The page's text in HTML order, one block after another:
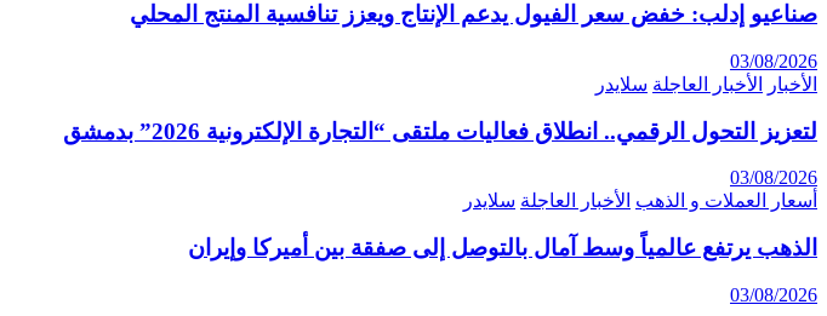
صناعيو إدلب: خفض سعر الفيول يدعم الإنتاج ويعزز تنافسية المنتج المحلي
03/08/2026
الأخبار
الأخبار العاجلة سلايدر
لتعزيز التحول الرقمي.. انطلاق فعاليات ملتقى “التجارة الإلكترونية 2026” بدمشق
03/08/2026
أسعار العملات و الذهب الأخبار العاجلة سلايدر
الذهب يرتفع عالمياً وسط آمال بالتوصل إلى صفقة بين أميركا وإيران
03/08/2026